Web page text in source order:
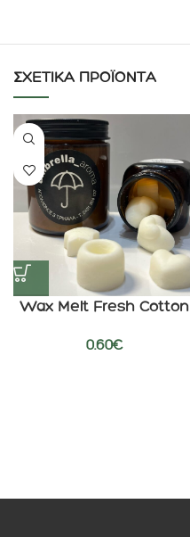
ΣΧΕΤΙΚΆ ΠΡΟΪΌΝΤΑ
Wax Melt Fresh Cotton
0.60€